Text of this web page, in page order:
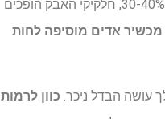
אוויר חורף יבש הוא אחד האשמים הגדולים ביותר מאחורי אבק מוגבר. כאשר הלחות יורדת מתחת ל-30-40%, חלקיקי האבק הופכים
אדים מוסיפה לחות
עושה הבדל ניכר. כוון לרמות